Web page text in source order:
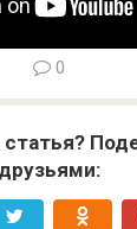
0
друзьями: